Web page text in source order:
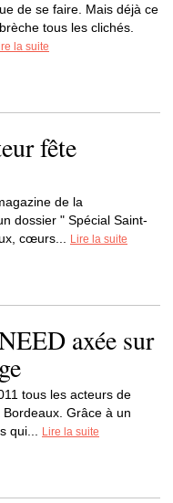
de se faire. Mais déjà ce
tous les clichés.
la suite
fête
de la
dossier " Spécial Saint-
cœurs...
Lire la suite
axée sur
tous les acteurs de
Bordeaux. Grâce à un
qui...
Lire la suite